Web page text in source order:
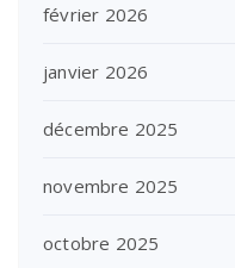
février 2026
janvier 2026
décembre 2025
novembre 2025
octobre 2025